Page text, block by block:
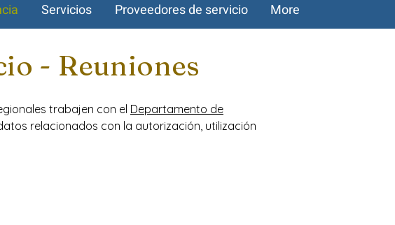
Servicios Proveedores de servicio More
- Reuniones
trabajen con el Departamento de
relacionados con la autorización, utilización